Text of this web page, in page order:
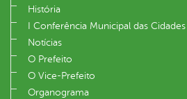
História
I Conferência Municipal das Cidades
Notícias
O Prefeito
O Vice-Prefeito
Organograma